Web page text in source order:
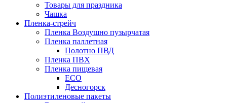
Товары для праздника
Чашка
Пленка-стрейч
Пленка Воздушно пузырчатая
Пленка паллетная
Полотно ПВД
Пленка ПВХ
Пленка пищевая
ECO
Десногорск
Полиэтиленовые пакеты